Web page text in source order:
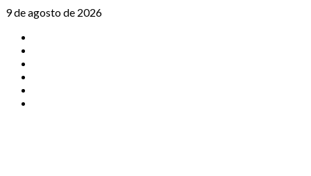
Saltar
contenido
9 de agosto de 2026